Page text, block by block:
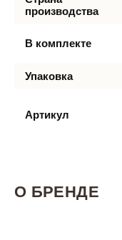
производства
В комплекте
Упаковка
Артикул
О БРЕНДЕ